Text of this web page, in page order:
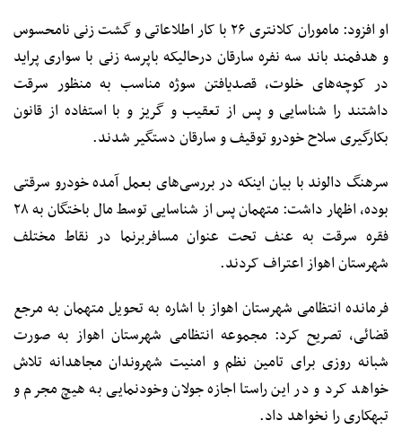
او افزود: ماموران کلانتری ۲۶ با کار اطلاعاتی و گشت زنی نامحسوس
و هدفمند باند سه نفره سارقان درحالیکه باپرسه زنی با سواری پراید
در کوچه‌های خلوت، قصدیافتن سوژه مناسب به منظور سرقت
داشتند را شناسایی و پس از تعقیب و گریز و با استفاده از قانون
بکارگیری سلاح خودرو توقیف و سارقان دستگیر شدند.
سرهنگ دالوند با بیان اینکه در بررسی‌های بعمل آمده خودرو سرقتی
بوده، اظهار داشت: متهمان پس از شناسایی توسط مال باختگان به ۲۸
فقره سرقت به عنف تحت عنوان مسافربرنما در نقاط مختلف
شهرستان اهواز اعتراف کردند.
فرمانده انتظامی شهرستان اهواز با اشاره به تحویل متهمان به مرجع
قضائی، تصریح کرد: مجموعه انتظامی شهرستان اهواز به صورت
شبانه روزی برای تامین نظم و امنیت شهروندان مجاهدانه تلاش
خواهد کرد و در این راستا اجازه جولان وخودنمایی به هیچ مجرم و
تبهکاری را نخواهد داد.